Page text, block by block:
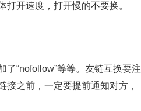
开速度，打开慢的不要换。
“nofollow”等等。友链互换要注
之前，一定要提前通知对方，